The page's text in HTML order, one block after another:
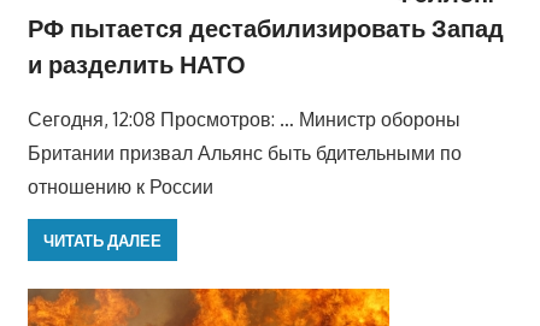
РФ пытается дестабилизировать Запад
и разделить НАТО
Сегодня, 12:08 Просмотров: … Министр обороны
Британии призвал Альянс быть бдительными по
отношению к России
ЧИТАТЬ ДАЛЕЕ